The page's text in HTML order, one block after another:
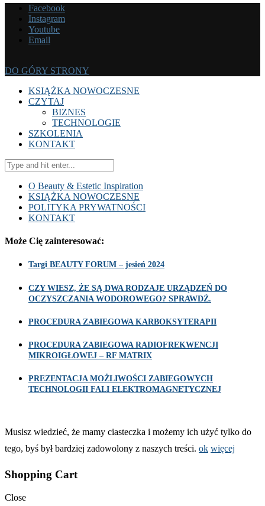
Facebook
Instagram
Youtube
Email
DO GÓRY STRONY
KSIĄŻKA NOWOCZESNE
CZYTAJ
BIZNES
TECHNOLOGIE
SZKOLENIA
KONTAKT
O Beauty & Estetic Inspiration
KSIĄŻKA NOWOCZESNE
POLITYKA PRYWATNOŚCI
KONTAKT
Może Cię zainteresować:
Targi BEAUTY FORUM – jesień 2024
CZY WIESZ, ŻE SĄ DWA RODZAJE URZĄDZEŃ DO
OCZYSZCZANIA WODOROWEGO? SPRAWDŹ.
PROCEDURA ZABIEGOWA KARBOKSYTERAPII
PROCEDURA ZABIEGOWA RADIOFREKWENCJI
MIKROIGŁOWEJ – RF MATRIX
PREZENTACJA MOŻLIWOŚCI ZABIEGOWYCH
TECHNOLOGII FALI ELEKTROMAGNETYCZNEJ
Musisz wiedzieć, że mamy ciasteczka i możemy ich użyć tylko do
tego, byś był bardziej zadowolony z naszych treści. ok więcej
Shopping Cart
Close